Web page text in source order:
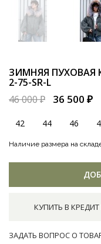
ЗИМНЯЯ
2-75-SR-L
46 000 ₽
36 500 ₽
42 44 46
Наличие размера на
КУПИТЬ В
ЗАДАТЬ ВОПРОС О